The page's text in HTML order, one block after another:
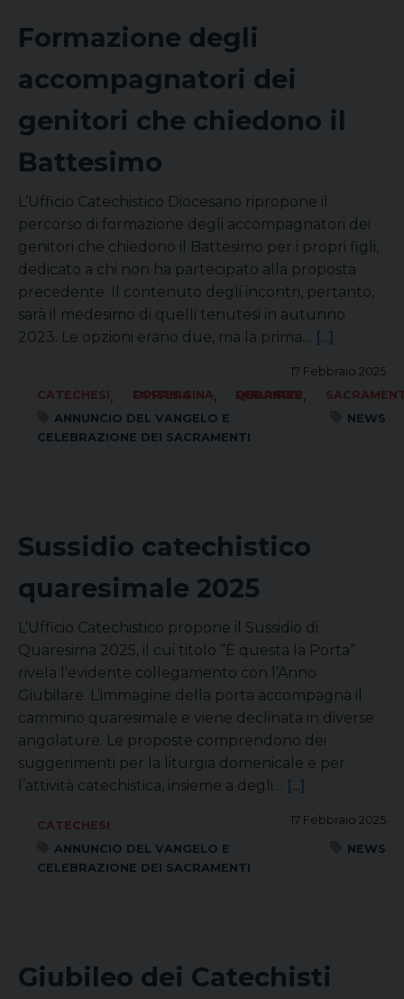
Formazione degli
accompagnatori dei
genitori che chiedono il
Battesimo
L’Ufficio Catechistico Diocesano ripropone il
percorso di formazione degli accompagnatori dei
genitori che chiedono il Battesimo per i propri figli,
dedicato a chi non ha partecipato alla proposta
precedente. Il contenuto degli incontri, pertanto,
sarà il medesimo di quelli tenutesi in autunno
2023. Le opzioni erano due, ma la prima… [...]
17 Febbraio 2025
CATECHESI, FORANIA OPITERGINA, FORANIA QUARTIER DEL PIAVE,
ANNUNCIO DEL VANGELO E
CELEBRAZIONE DEI SACRAMENTI
NEWS
Sussidio catechistico
quaresimale 2025
L’Ufficio Catechistico propone il Sussidio di
Quaresima 2025, il cui titolo “È questa la Porta”
rivela l’evidente collegamento con l’Anno
Giubilare. L’immagine della porta accompagna il
cammino quaresimale e viene declinata in diverse
angolature. Le proposte comprendono dei
suggerimenti per la liturgia domenicale e per
l’attività catechistica, insieme a degli… [...]
17 Febbraio 2025
CATECHESI
ANNUNCIO DEL VANGELO E
CELEBRAZIONE DEI SACRAMENTI
NEWS
Giubileo dei Catechisti